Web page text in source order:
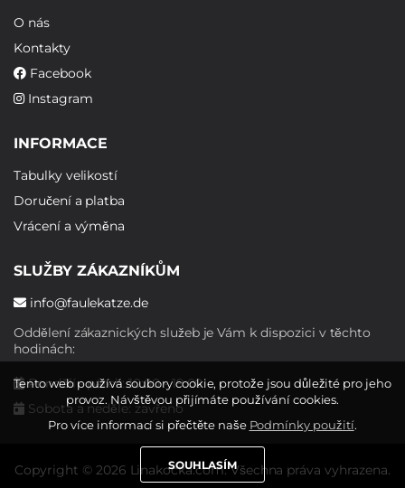
O nás
Kontakty
Facebook
Instagram
INFORMACE
Tabulky velikostí
Doručení a platba
Vrácení a výměna
SLUŽBY ZÁKAZNÍKŮM
info@faulekatze.de
Oddělení zákaznických služeb je Vám k dispozici v těchto
hodinách:
Pondělí - pátek: 10:00 - 19:00
Sobota a neděle: zavřeno
Copyright © 2026 Linakocka.com. Všechna práva vyhrazena.
Tento web používá soubory cookie, protože jsou důležité pro jeho
provoz. Návštěvou přijímáte používání cookies.
Pro více informací si přečtěte naše Podmínky použití.
SOUHLASÍM